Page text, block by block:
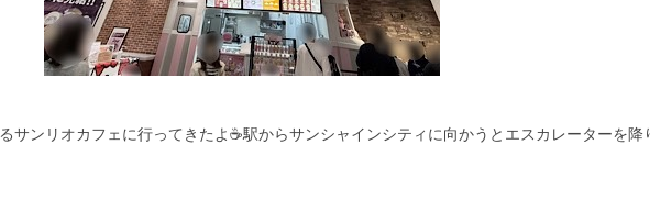
サンリオカフェに行ってきたよ☕駅からサンシャインシティに向かうとエスカレーターを降